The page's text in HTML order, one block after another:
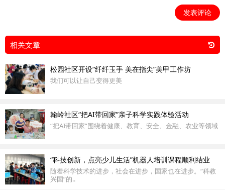
发表评论
相关文章
松园社区开设“纤纤玉手 美在指尖”美甲工作坊
我们可以让自己变得更美
翰岭社区“把AI带回家”亲子科学实践体验活动
“把AI带回家”围绕着健康、教育、安全、金融、农业等领域
“科技创新，点亮少儿生活”机器人培训课程顺利结业
随着科学技术的进步，社会在进步，国家也在进步。“科教
兴国”的..